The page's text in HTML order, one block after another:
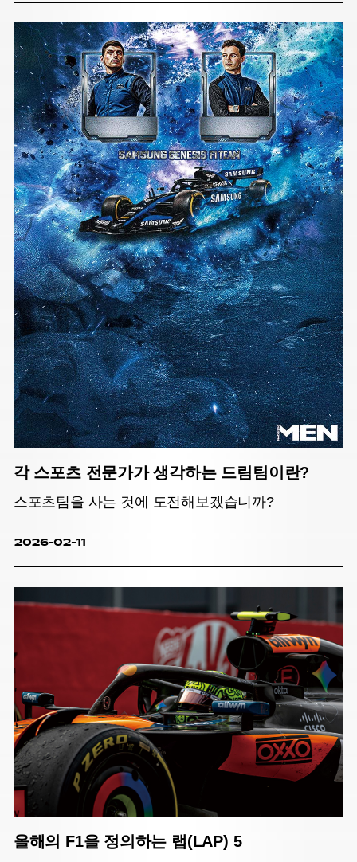
각 스포츠 전문가가 생각하는 드림팀이란?
스포츠팀을 사는 것에 도전해보겠습니까?
2026-02-11
올해의 F1을 정의하는 랩(LAP) 5